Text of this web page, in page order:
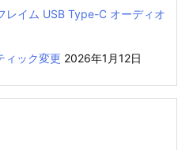
レイム USB Type-C オーディオ
ィック変更 2026年1月12日